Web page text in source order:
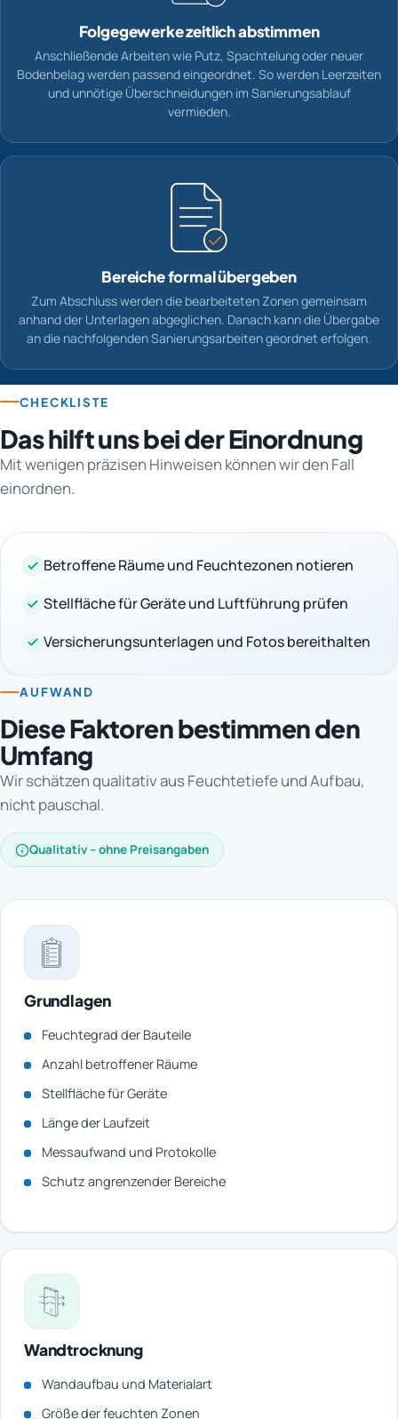
Folgegewerke zeitlich abstimmen
Anschließende Arbeiten wie Putz, Spachtelung oder neuer
Bodenbelag werden passend eingeordnet. So werden Leerzeiten
und unnötige Überschneidungen im Sanierungsablauf
vermieden.
Bereiche formal übergeben
Zum Abschluss werden die bearbeiteten Zonen gemeinsam
anhand der Unterlagen abgeglichen. Danach kann die Übergabe
an die nachfolgenden Sanierungsarbeiten geordnet erfolgen.
CHECKLISTE
Das hilft uns bei der Einordnung
Mit wenigen präzisen Hinweisen können wir den Fall
einordnen.
Betroffene Räume und Feuchtezonen notieren
Stellfläche für Geräte und Luftführung prüfen
Versicherungsunterlagen und Fotos bereithalten
AUFWAND
Diese Faktoren bestimmen den
Umfang
Wir schätzen qualitativ aus Feuchtetiefe und Aufbau,
nicht pauschal.
Qualitativ – ohne Preisangaben
Grundlagen
Feuchtegrad der Bauteile
Anzahl betroffener Räume
Stellfläche für Geräte
Länge der Laufzeit
Messaufwand und Protokolle
Schutz angrenzender Bereiche
Wandtrocknung
Wandaufbau und Materialart
Größe der feuchten Zonen